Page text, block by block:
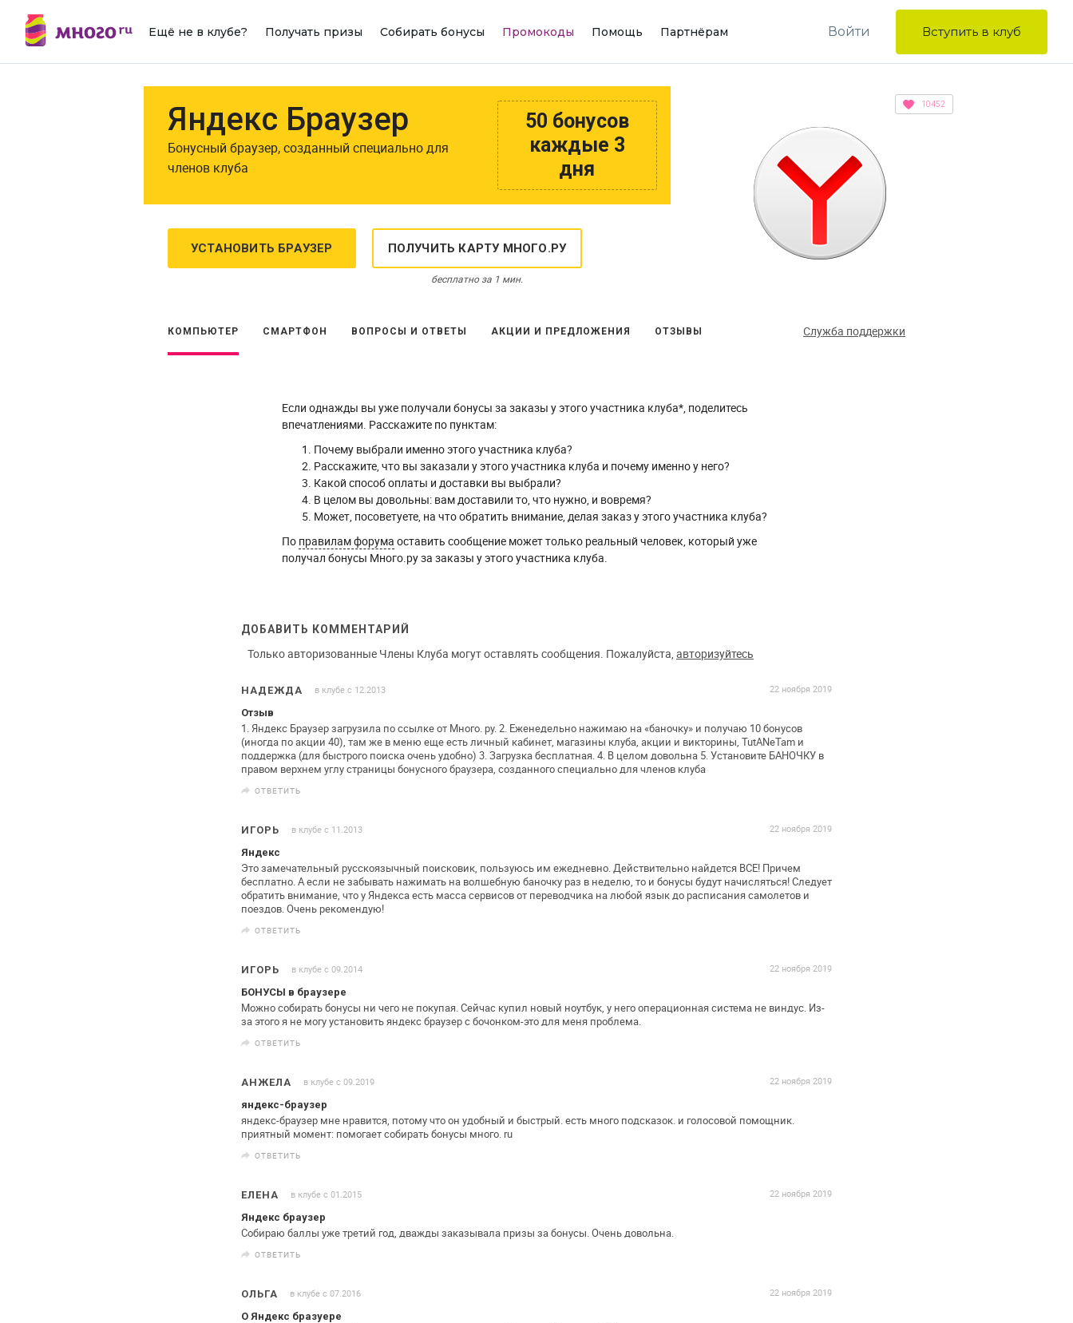
Ещё не в клубе? Получать призы Собирать бонусы Промокоды Помощь Партнёрам Войти Вступить в клуб
50 бонусов
каждые 3
дня
Яндекс Браузер
Бонусный браузер, созданный специально для
членов клуба
УСТАНОВИТЬ БРАУЗЕР ПОЛУЧИТЬ КАРТУ МНОГО.РУ
бесплатно за 1 мин.
10452
КОМПЬЮТЕР СМАРТФОН ВОПРОСЫ И ОТВЕТЫ АКЦИИ И ПРЕДЛОЖЕНИЯ ОТЗЫВЫ Служба поддержки
Если однажды вы уже получали бонусы за заказы у этого участника клуба*, поделитесь
впечатлениями. Расскажите по пунктам:
Почему выбрали именно этого участника клуба?
Расскажите, что вы заказали у этого участника клуба и почему именно у него?
Какой способ оплаты и доставки вы выбрали?
В целом вы довольны: вам доставили то, что нужно, и вовремя?
Может, посоветуете, на что обратить внимание, делая заказ у этого участника клуба?
По правилам форума оставить сообщение может только реальный человек, который уже
получал бонусы Много.ру за заказы у этого участника клуба.
ДОБАВИТЬ КОММЕНТАРИЙ
Только авторизованные Члены Клуба могут оставлять сообщения. Пожалуйста, авторизуйтесь
НАДЕЖДА в клубе с 12.2013
22 ноября 2019
Отзыв
1. Яндекс Браузер загрузила по ссылке от Много. ру. 2. Еженедельно нажимаю на «баночку» и получаю 10 бонусов
(иногда по акции 40), там же в меню еще есть личный кабинет, магазины клуба, акции и викторины, TutANeTam и
поддержка (для быстрого поиска очень удобно) 3. Загрузкабесплатная. 4. В целом довольна 5. Установите БАНОЧКУ в
правом верхнем углу страницы бонусного браузера, созданногоспециально для членов клуба
ОТВЕТИТЬ
ИГОРЬ в клубе с 11.2013
22 ноября 2019
Яндекс
Это замечательный русскоязычный поисковик, пользуюсь им ежедневно. Действительно найдется ВСЕ! Причем
бесплатно. Аесли не забывать нажимать на волшебную баночку раз в неделю, то и бонусы будут начисляться! Следует
обратить внимание, что у Яндекса есть масса сервисов от переводчика на любой язык до расписания самолетов и
поездов. Очень рекомендую!
ОТВЕТИТЬ
ИГОРЬ в клубе с 09.2014
22 ноября 2019
БОНУСЫ в браузере
Можно собирать бонусы ни чего не покупая. Сейчас купил новый ноутбук, у него операционная система не виндус. Из-
за этогоя не могу установить яндекс браузер с бочонком-это для меня проблема.
ОТВЕТИТЬ
АНЖЕЛА в клубе с 09.2019
22 ноября 2019
яндекс-браузер
яндекс-браузер мне нравится, потому что он удобный и быстрый. есть много подсказок. и голосовой помощник.
приятный момент: помогает собирать бонусы много. ru
ОТВЕТИТЬ
ЕЛЕНА в клубе с 01.2015
22 ноября 2019
Яндекс браузер
Собираю баллы уже третий год, дважды заказывала призы забонусы. Очень довольна.
ОТВЕТИТЬ
ОЛЬГА в клубе с 07.2016
22 ноября 2019
О Яндекс бразуере